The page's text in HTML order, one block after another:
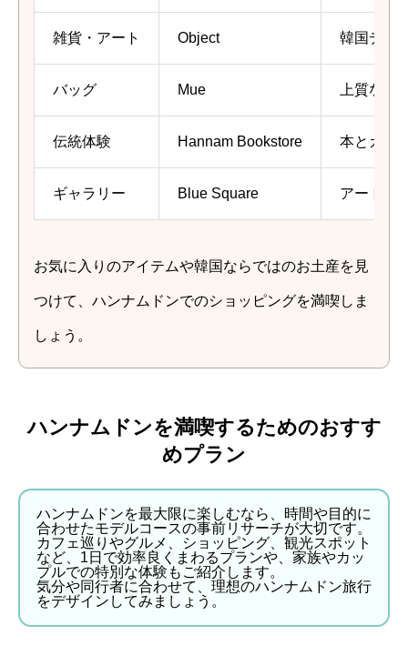
雑貨・アート Object 韓国デザ
バッグ Mue 上質なレ
伝統体験 Hannam Bookstore 本とカフ
ギャラリー Blue Square アートと
お気に入りのアイテムや韓国ならではのお土産を見
つけて、ハンナムドンでのショッピングを満喫しま
しょう。
ハンナムドンを満喫するためのおすす
めプラン
ハンナムドンを最大限に楽しむなら、時間や目的に
合わせたモデルコースの事前リサーチが大切です。
カフェ巡りやグルメ、ショッピング、観光スポット
など、1日で効率良くまわるプランや、家族やカッ
プルでの特別な体験もご紹介します。
気分や同行者に合わせて、理想のハンナムドン旅行
をデザインしてみましょう。